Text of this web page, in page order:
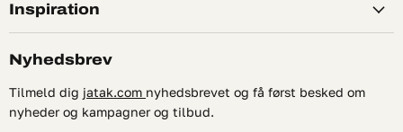
Inspiration
Nyhedsbrev
Tilmeld dig jatak.com nyhedsbrevet og få først besked om
nyheder og kampagner og tilbud.